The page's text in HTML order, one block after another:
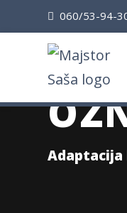
060/53-94-
Adaptacija